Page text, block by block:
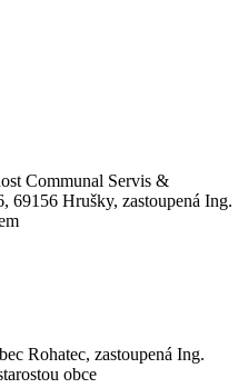
Communal Servis &
69156 Hrušky, zastoupená Ing.
Rohatec, zastoupená Ing.
obce